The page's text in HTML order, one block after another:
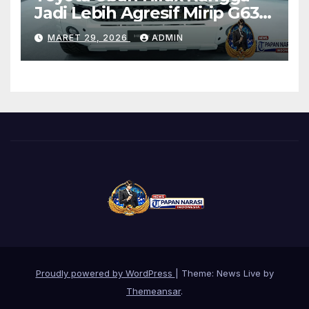
Jadi Lebih Agresif Mirip G63
Brabus
MARET 29, 2026 ADMIN
Proudly powered by WordPress
Theme: News Live by
Themeansar.